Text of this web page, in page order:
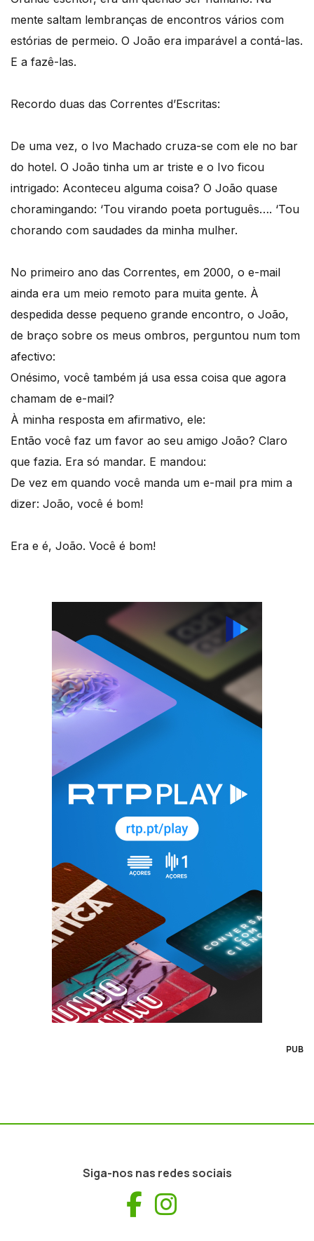
mente saltam lembranças de encontros vários com
estórias de permeio. O João era imparável a contá-las.
E a fazê-las.
Recordo duas das Correntes d’Escritas:
De uma vez, o Ivo Machado cruza-se com ele no bar
do hotel. O João tinha um ar triste e o Ivo ficou
intrigado: Aconteceu alguma coisa? O João quase
choramingando: ‘Tou virando poeta português…. ‘Tou
chorando com saudades da minha mulher.
No primeiro ano das Correntes, em 2000, o e-mail
ainda era um meio remoto para muita gente. À
despedida desse pequeno grande encontro, o João,
de braço sobre os meus ombros, perguntou num tom
afectivo:
Onésimo, você também já usa essa coisa que agora
chamam de e-mail?
À minha resposta em afirmativo, ele:
Então você faz um favor ao seu amigo João? Claro
que fazia. Era só mandar. E mandou:
De vez em quando você manda um e-mail pra mim a
dizer: João, você é bom!
Era e é, João. Você é bom!
PUB
Siga-nos nas redes sociais
Facebook